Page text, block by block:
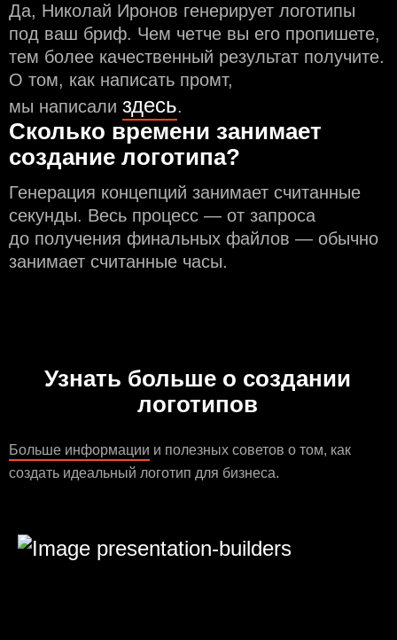
Да, Николай Иронов генерирует логотипы
под ваш бриф. Чем чeтче вы его пропишете,
тем более качественный результат получите.
О том, как написать промт,
мы написали здесь.
Сколько времени занимает
создание логотипа?
Генерация концепций занимает считанные
секунды. Весь процесс — от запроса
до получения финальных файлов — обычно
занимает считанные часы.
Узнать больше о создании
логотипов
Больше информации и полезных советов о том, как
создать идеальный логотип для бизнеса.